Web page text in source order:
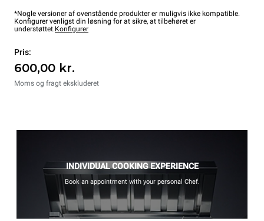
*Nogle versioner af ovenstående produkter er muligvis ikke kompatible.
Konfigurer venligst din løsning for at sikre, at tilbehøret er
understøttet.Konfigurer
Pris:
600,00 kr.
Moms og fragt ekskluderet
INDIVIDUAL COOKING EXPERIENCE
Book an appointment with your personal Chef.